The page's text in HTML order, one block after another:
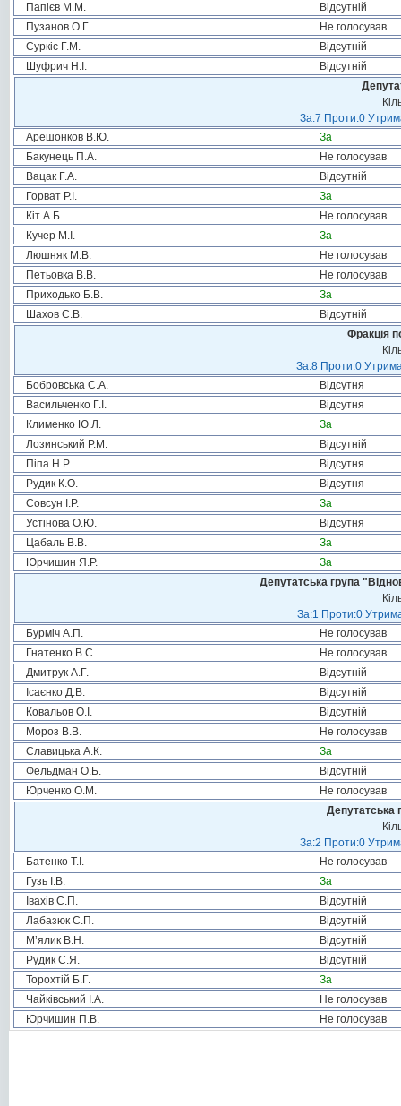
Папієв М.М.
Відсутній
Пузанов О.Г.
Не голосував
Суркіс Г.М.
Відсутній
Шуфрич Н.І.
Відсутній
За:7 Проти:0
Арешонков В.Ю.
За
Бакунець П.А.
Не голосував
Вацак Г.А.
Відсутній
Горват Р.І.
За
Кіт А.Б.
Не голосував
Кучер М.І.
За
Люшняк М.В.
Не голосував
Петьовка В.В.
Не голосував
Приходько Б.В.
За
Шахов С.В.
Відсутній
Фракція
За:8 Проти:0
Бобровська С.А.
Відсутня
Васильченко Г.І.
Відсутня
Клименко Ю.Л.
За
Лозинський Р.М.
Відсутній
Піпа Н.Р.
Відсутня
Рудик К.О.
Відсутня
Совсун І.Р.
За
Устінова О.Ю.
Відсутня
Цабаль В.В.
За
Юрчишин Я.Р.
За
Депутатська група
За:1 Проти:0
Бурміч А.П.
Не голосував
Гнатенко В.С.
Не голосував
Дмитрук А.Г.
Відсутній
Ісаєнко Д.В.
Відсутній
Ковальов О.І.
Відсутній
Мороз В.В.
Не голосував
Славицька А.К.
За
Фельдман О.Б.
Відсутній
Юрченко О.М.
Не голосував
Депутатська
За:2 Проти:0
Батенко Т.І.
Не голосував
Гузь І.В.
За
Івахів С.П.
Відсутній
Лабазюк С.П.
Відсутній
М’ялик В.Н.
Відсутній
Рудик С.Я.
Відсутній
Торохтій Б.Г.
За
Чайківський І.А.
Не голосував
Юрчишин П.В.
Не голосував